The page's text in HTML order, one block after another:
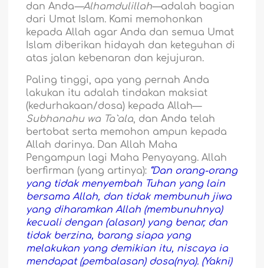
dan Anda—Alhamdulillah­—adalah bagian
dari Umat Islam. Kami memohonkan
kepada Allah agar Anda dan semua Umat
Islam diberikan hidayah dan keteguhan di
atas jalan kebenaran dan kejujuran.
Paling tinggi, apa yang pernah Anda
lakukan itu adalah tindakan maksiat
(kedurhakaan/dosa) kepada Allah—
Subhanahu wa Ta`ala, dan Anda telah
bertobat serta memohon ampun kepada
Allah darinya. Dan Allah Maha
Pengampun lagi Maha Penyayang. Allah
berfirman (yang artinya): “Dan orang-orang
yang tidak menyembah Tuhan yang lain
bersama Allah, dan tidak membunuh jiwa
yang diharamkan Allah (membunuhnya)
kecuali dengan (alasan) yang benar, dan
tidak berzina, barang siapa yang
melakukan yang demikian itu, niscaya ia
mendapat (pembalasan) dosa(nya). (Yakni)